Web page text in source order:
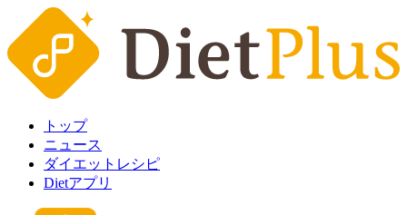
トップ
ニュース
ダイエットレシピ
Dietアプリ